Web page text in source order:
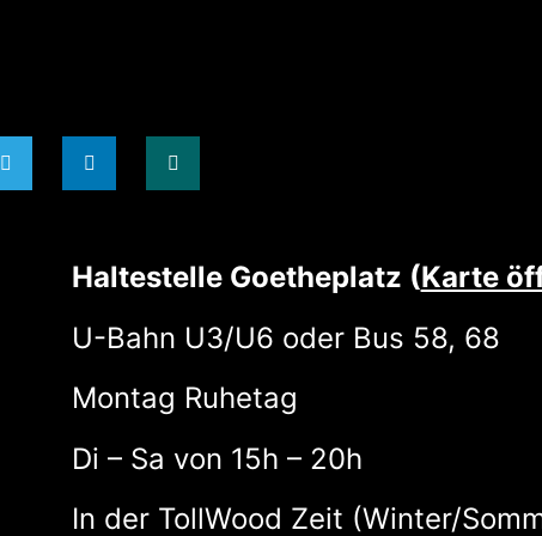
Haltestelle Goetheplatz (Karte
U-Bahn U3/U6 oder Bus 58, 68
Montag Ruhetag
Di – Sa von 15h – 20h
In der TollWood Zeit (Winter/